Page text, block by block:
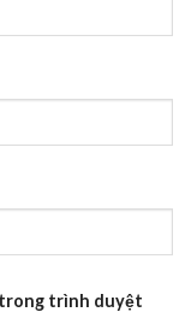
trong trình duyệt